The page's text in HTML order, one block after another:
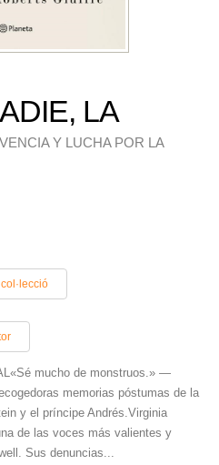
LA
Y LUCHA POR LA
mucho de monstruos.» —
memorias póstumas de la
y el príncipe Andrés.Virginia
de las voces más valientes y
Sus denuncias...